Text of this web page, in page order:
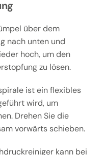
über dem
nach unten und
hoch, um den
zu lösen.
ist ein flexibles
wird, um
Drehen Sie die
vorwärts schieben.
kann bei